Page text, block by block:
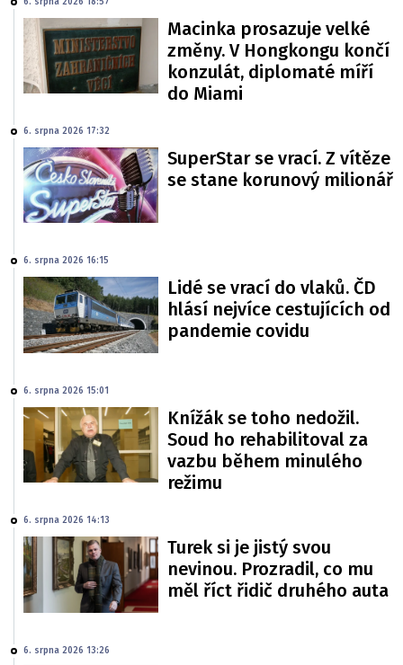
Macinka prosazuje velké
změny. V Hongkongu končí
konzulát, diplomaté míří
do Miami
6. srpna 2026 17:32
SuperStar se vrací. Z vítěze
se stane korunový milionář
6. srpna 2026 16:15
Lidé se vrací do vlaků. ČD
hlásí nejvíce cestujících od
pandemie covidu
6. srpna 2026 15:01
Knížák se toho nedožil.
Soud ho rehabilitoval za
vazbu během minulého
režimu
6. srpna 2026 14:13
Turek si je jistý svou
nevinou. Prozradil, co mu
měl říct řidič druhého auta
6. srpna 2026 13:26